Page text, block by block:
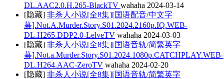
DL.AAC2.0.H.265-BlackTV wahaha 2024-03-14
[隐藏] 非杀人小说[全8集][国语配音/中文字
幕].Not.A.Murder.Story.S01.2024.2160p.IQ.WEB-
DL.H265.DDP2.0-LelveTV wahaha 2024-03-03
[隐藏] 非杀人小说[全8集][国语音轨/简繁英字
幕].Not.a.Murder.Story.S01.2024.1080p.CATCHPLAY.WEB-
DL.H264.AAC-ZeroTV wahaha 2024-02-20
[隐藏] 非杀人小说[全8集][国语音轨/简繁英字